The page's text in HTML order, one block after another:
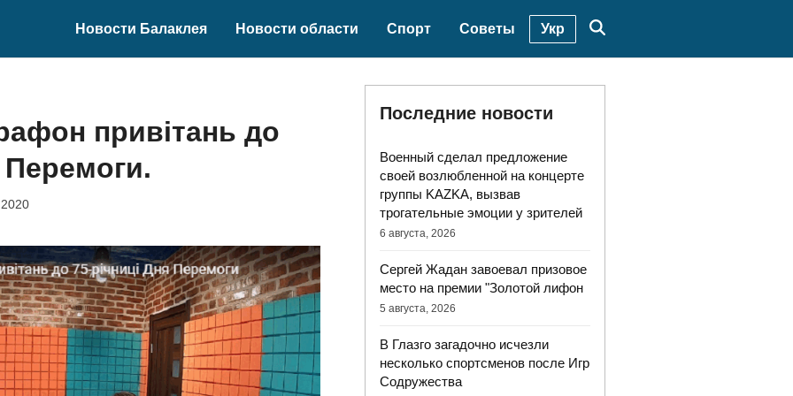
Новости Балаклея Новости области Спорт Советы Укр
привітань до
Перемоги.
Последние новости
Военный сделал предложение
своей возлюбленной на концерте
группы KAZKA, вызвав
трогательные эмоции у зрителей
6 августа, 2026
Сергей Жадан завоевал призовое
место на премии "Золотой лифон
5 августа, 2026
В Глазго загадочно исчезли
несколько спортсменов после Игр
Содружества